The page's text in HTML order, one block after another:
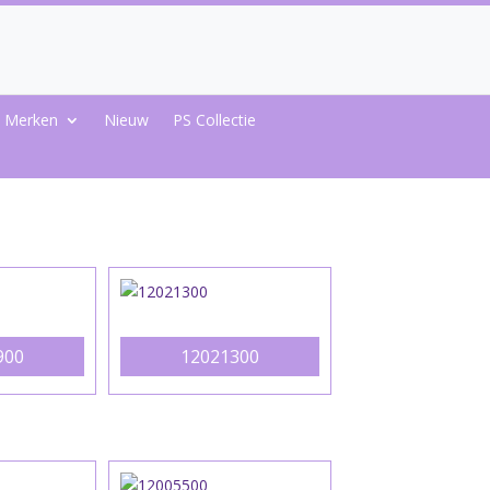
Merken Nieuw PS Collectie
12021300